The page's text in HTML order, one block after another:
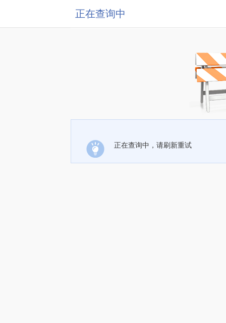
正在查询中
正在查询中，请刷新重试